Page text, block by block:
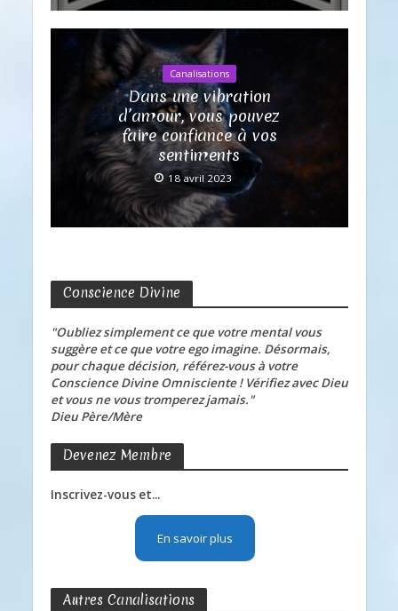
Canalisations
Dans une vibration
d’amour, vous pouvez
faire confiance à vos
sentiments
18 avril 2023
Conscience Divine
"Oubliez simplement ce que votre mental vous
suggère et ce que votre ego imagine. Désormais,
pour chaque décision, référez-vous à votre
Conscience Divine Omnisciente ! Vérifiez avec Dieu
et vous ne vous tromperez jamais."
Dieu Père/Mère
Devenez Membre
Inscrivez-vous et...
En savoir plus
Autres Canalisations